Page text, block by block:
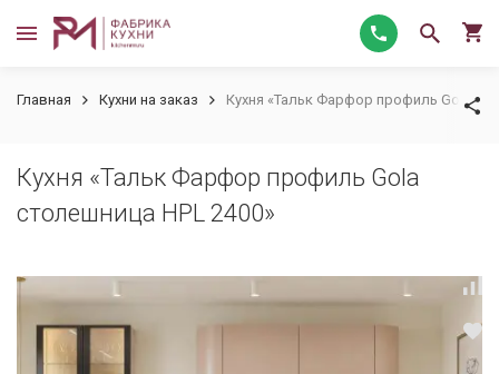
Главная Кухни на заказ Кухня «Тальк Фарфор профиль Gola
Кухня «Тальк Фарфор профиль Gola
столешница HPL 2400»